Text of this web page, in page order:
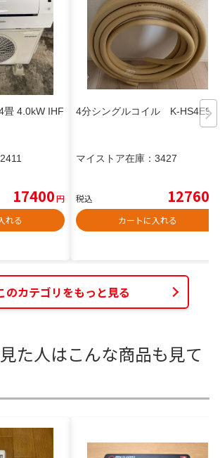
畳 4.0kW IHF
2411
17400円
れる
4分シングルコイル K-HS4E9
マイストア在庫： 3427
税込 12760
カートに入れる
のカテゴリをもっと見る
た人はこんな商品も見て